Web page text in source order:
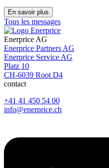
En savoir plus
Tous les messages
Enerprice AG
Enerprice Partners AG
Enerprice Service AG
Platz 10
CH-6039 Root D4
contact
+41 41 450 54 00
info@enerprice.ch